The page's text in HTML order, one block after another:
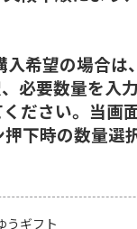
希望の場合は
必要数量を入
ださい。当画
下時の数量選
うギフト